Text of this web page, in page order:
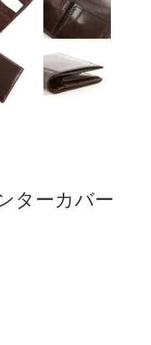
ターカバー